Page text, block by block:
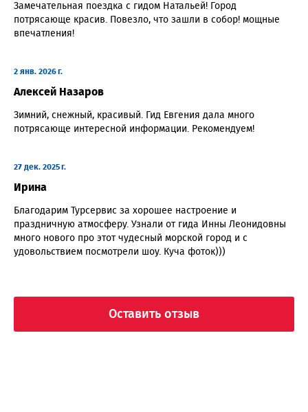
Замечательная поездка с гидом Натальей! Город
потрясающе красив. Повезло, что зашли в собор! мощные
впечатления!
2 янв. 2026 г.
Алексей Назаров
Зимний, снежный, красивый. Гид Евгения дала много
потрясающе интересной информации. Рекомендуем!
27 дек. 2025 г.
Ирина
Благодарим Турсервис за хорошее настроение и
праздничную атмосферу. Узнали от гида Инны Леонидовны
много нового про этот чудесный морской город и с
удовольствием посмотрели шоу. Куча фоток)))
Оставить отзыв